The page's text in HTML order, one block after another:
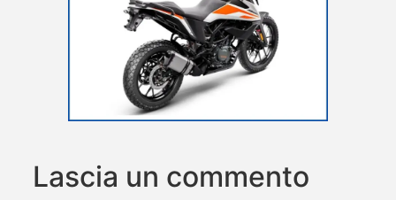
Lascia un commento